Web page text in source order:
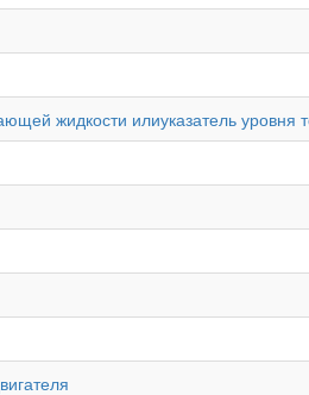
жидкости илиуказатель уровня